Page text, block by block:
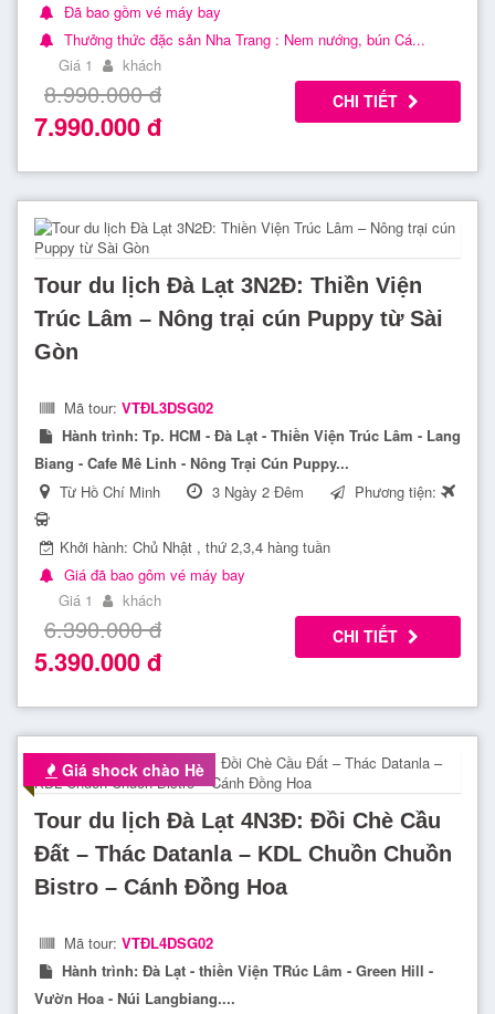
Đã bao gồm vé máy bay
Thưởng thức đặc sản Nha Trang : Nem nướng, bún Cá...
Giá 1
khách
8.990.000đ
7.990.000đ
CHI TIẾT
Tour du lịch Đà Lạt 3N2Đ: Thiền Viện
Trúc Lâm – Nông trại cún Puppy từ Sài
Gòn
Mã tour: VTĐL3DSG02
Hành trình: Tp. HCM - Đà Lạt - Thiền Viện Trúc Lâm - Lang
Biang - Cafe Mê Linh - Nông Trại Cún Puppy...
Từ Hồ Chí Minh
3 Ngày 2 Đêm Phương tiện:
Khởi hành: Chủ Nhật , thứ 2,3,4 hàng tuần
Giá đã bao gôm vé máy bay
Giá 1
khách
6.390.000đ
5.390.000đ
CHI TIẾT
Giá shock chào Hè
Tour du lịch Đà Lạt 4N3Đ: Đồi Chè Cầu
Đất – Thác Datanla – KDL Chuồn Chuồn
Bistro – Cánh Đồng Hoa
Mã tour: VTĐL4DSG02
Hành trình: Đà Lạt - thiền Viện TRúc Lâm - Green Hill -
Vườn Hoa - Núi Langbiang....